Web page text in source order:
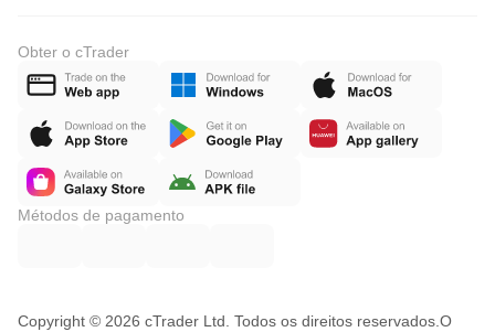
Obter o cTrader
Métodos de pagamento
Copyright © 2026 cTrader Ltd. Todos os direitos reservados. O